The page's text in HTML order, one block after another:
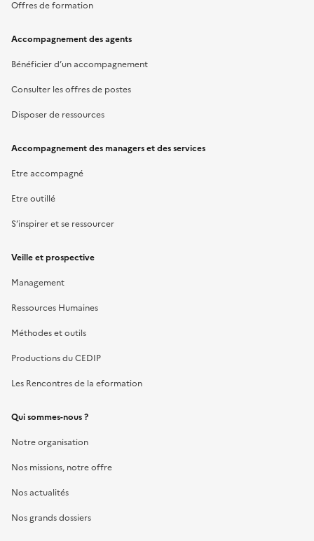
Offres de formation
Accompagnement des agents
Bénéficier d’un accompagnement
Consulter les offres de postes
Disposer de ressources
Accompagnement des managers et des services
Etre accompagné
Etre outillé
S’inspirer et se ressourcer
Veille et prospective
Management
Ressources Humaines
Méthodes et outils
Productions du CEDIP
Les Rencontres de la eformation
Qui sommes-nous ?
Notre organisation
Nos missions, notre offre
Nos actualités
Nos grands dossiers